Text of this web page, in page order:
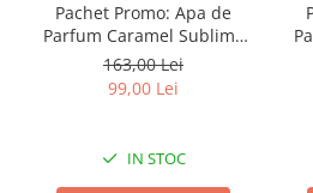
Pachet Promo: Apa de
Parfum Caramel Sublime
729 Les Secrets, 50 ml +
Parfum pentru camera
163,00 Lei
99,00 Lei
IN STOC